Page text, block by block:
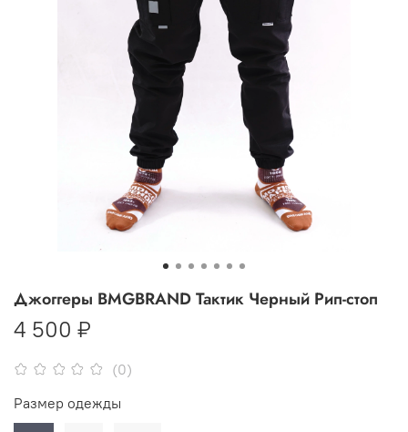
(0)
Джоггеры BMGBRAND Тактик Черный Рип-стоп
4 500 ₽
Размер одежды